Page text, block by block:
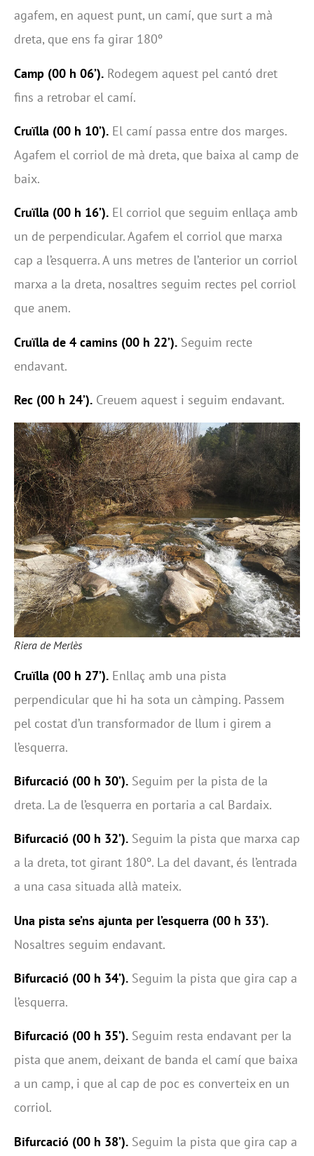
agafem, en aquest punt, un camí, que surt a mà
dreta, que ens fa girar 180º
Camp (00 h 06’). Rodegem aquest pel cantó dret
fins a retrobar el camí.
Cruïlla (00 h 10’). El camí passa entre dos marges.
Agafem el corriol de mà dreta, que baixa al camp de
baix.
Cruïlla (00 h 16’). El corriol que seguim enllaça amb
un de perpendicular. Agafem el corriol que marxa
cap a l’esquerra. A uns metres de l’anterior un corriol
marxa a la dreta, nosaltres seguim rectes pel corriol
que anem.
Cruïlla de 4 camins (00 h 22’). Seguim recte
endavant.
Rec (00 h 24’). Creuem aquest i seguim endavant.
Riera de Merlès
Cruïlla (00 h 27’). Enllaç amb una pista
perpendicular que hi ha sota un càmping. Passem
pel costat d’un transformador de llum i girem a
l’esquerra.
Bifurcació (00 h 30’). Seguim per la pista de la
dreta. La de l’esquerra en portaria a cal Bardaix.
Bifurcació (00 h 32’). Seguim la pista que marxa cap
a la dreta, tot girant 180º. La del davant, és l’entrada
a una casa situada allà mateix.
Una pista se’ns ajunta per l’esquerra (00 h 33’).
Nosaltres seguim endavant.
Bifurcació (00 h 34’). Seguim la pista que gira cap a
l’esquerra.
Bifurcació (00 h 35’). Seguim resta endavant per la
pista que anem, deixant de banda el camí que baixa
a un camp, i que al cap de poc es converteix en un
corriol.
Bifurcació (00 h 38’). Seguim la pista que gira cap a